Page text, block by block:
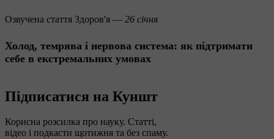
Озвучена стаття Здоров'я — 26 січня
Холод, темрява і нервова система: як підтримати
себе в екстремальних умовах
Підписатися на Куншт
Корисна розсилка про науку. Статті,
відео і подкасти щотижня та без спаму.